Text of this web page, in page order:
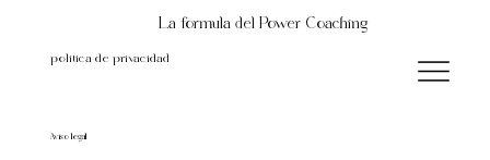
La fórmula del Power Coaching
política de privacidad
Aviso legal